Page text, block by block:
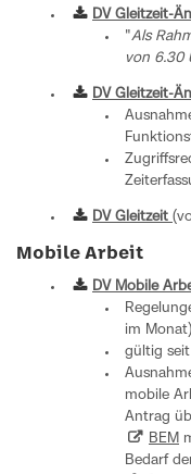
DV Gleitzeit-
"Als
von 6.30
DV Gleitzeit-
DV Gleitzeit
Mobile Arbeit
DV Mobile
im
gültig seit
mobile
Antrag
BEM
Bedarf